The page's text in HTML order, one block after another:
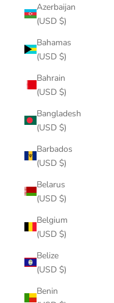
Azerbaijan
(USD $)
Bahamas
(USD $)
Bahrain
(USD $)
Bangladesh
(USD $)
Barbados
(USD $)
Belarus
(USD $)
Belgium
(USD $)
Belize
(USD $)
Benin